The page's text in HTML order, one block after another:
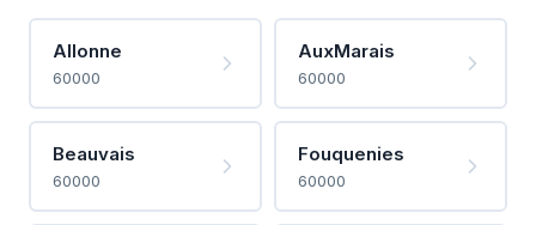
Allonne
60000
AuxMarais
60000
Beauvais
60000
Fouquenies
60000